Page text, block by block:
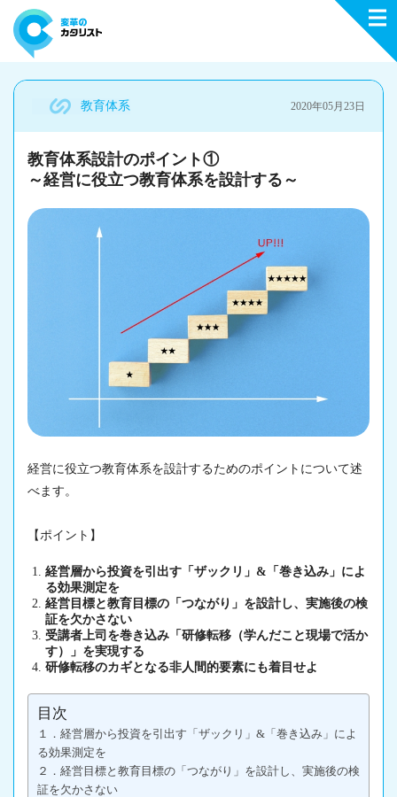
教育体系 2020年05月23日
教育体系設計のポイント①
～経営に役立つ教育体系を設計する～
経営に役立つ教育体系を設計するためのポイントについて述
べます。
【ポイント】
経営層から投資を引出す「ザックリ」&「巻き込み」によ
る効果測定を
経営目標と教育目標の「つながり」を設計し、実施後の検
証を欠かさない
受講者上司を巻き込み「研修転移（学んだこと現場で活か
す）」を実現する
研修転移のカギとなる非人間的要素にも着目せよ
目次
１．経営層から投資を引出す「ザックリ」&「巻き込み」によ
る効果測定を
２．経営目標と教育目標の「つながり」を設計し、実施後の検
証を欠かさない